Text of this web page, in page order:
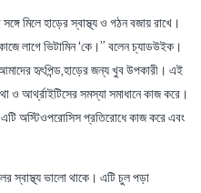
সঙ্গে মিলে হাড়ের স্বাস্থ্য ও গঠন বজায় রাখে।
লাগে ভিটামিন ‘কে।” বলেন চ্যাডউইক।
হৃৎপিন্ড,হাড়ের জন্য খুব উপকারী। এই
ও আর্থ্রাইটিসের সমস্যা সমাধানে কাজ করে।
অস্টিওপরোসিস প্রতিরোধে কাজ করে এবং
স্বাস্থ্য ভালো থাকে। এটি চুল পড়া